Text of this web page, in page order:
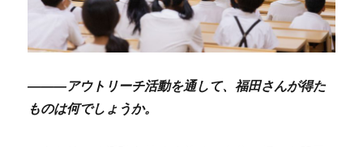
―――アウトリーチ活動を通して、福田さんが得た
ものは何でしょうか。